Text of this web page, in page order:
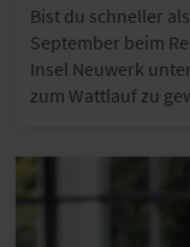
Bist du schneller
September beim
Insel Neuwerk
zum Wattlauf zu